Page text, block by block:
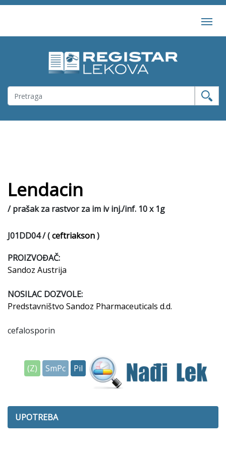
Lendacin
/
J01DD04 /ceftriakson)
PROIZVOĐAČ:
Sandoz Austrija
NOSILAC DOZVOLE:
Predstavništvo Sandoz Pharmaceuticals d.d.
cefalosporin
(Z) SmPc Pil
UPOTREBA